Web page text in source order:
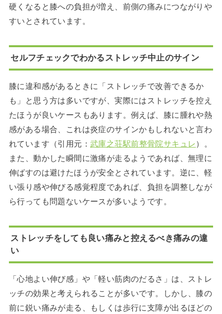
硬くなると膝への負担が増え、前側の痛みにつながりや
すいとされています。
セルフチェックでわかるストレッチ中止のサイン
膝に違和感があるときに「ストレッチで改善できるか
も」と思う方は多いですが、実際にはストレッチを控え
たほうが良いケースもあります。例えば、膝に腫れや熱
感がある場合、これは炎症のサインかもしれないと言わ
れています（引用元：武庫之荘駅前整骨院サキュレ ）。
また、動かした瞬間に激痛が走るようであれば、無理に
伸ばすのは避けたほうが安全とされています。逆に、軽
い張り感や伸びる感覚程度であれば、負担を調整しなが
ら行っても問題ないケースが多いようです。
ストレッチをしても良い痛みと控えるべき痛みの違
い
「心地よい伸び感」や「軽い筋肉のだるさ」は、ストレ
ッチの効果と考えられることが多いです。しかし、膝の
前に鋭い痛みが走る、もしくは歩行に支障が出るほどの